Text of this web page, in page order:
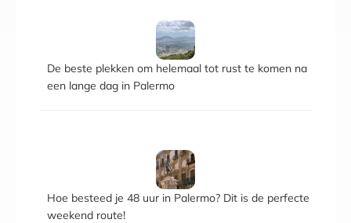
De beste plekken om helemaal tot rust te komen na
een lange dag in Palermo
Hoe besteed je 48 uur in Palermo? Dit is de perfecte
weekend route!